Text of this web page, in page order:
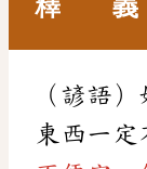
釋 義
（諺語
東西一